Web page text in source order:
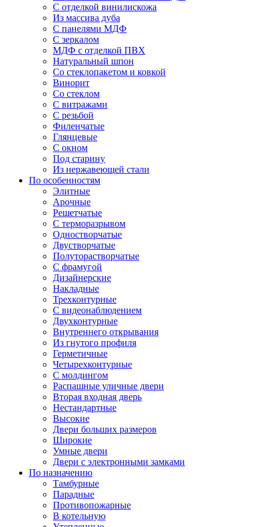
С отделкой винилискожа
Из массива дуба
С панелями МДФ
С зеркалом
МДФ с отделкой ПВХ
Натуральный шпон
Со стеклопакетом и ковкой
Винорит
Со стеклом
С витражами
С резьбой
Филенчатые
Глянцевые
С окном
Под старину
Из нержавеющей стали
По особенностям
Элитные
Арочные
Решетчатые
С терморазрывом
Одностворчатые
Двустворчатые
Полуторастворчатые
С фрамугой
Дизайнерские
Накладные
Трехконтурные
С видеонаблюдением
Двухконтурные
Внутреннего открывания
Из гнутого профиля
Герметичные
Четырехконтурные
С молдингом
Распашные уличные двери
Вторая входная дверь
Нестандартные
Высокие
Двери больших размеров
Широкие
Умные двери
Двери с электронными замками
По назначению
Тамбурные
Парадные
Противопожарные
В котельную